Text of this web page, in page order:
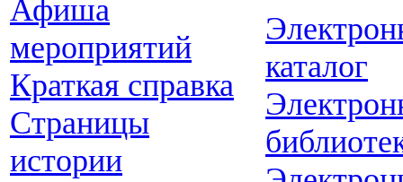
Афиша
мероприятий
Краткая справка
Страницы
истории
каталог